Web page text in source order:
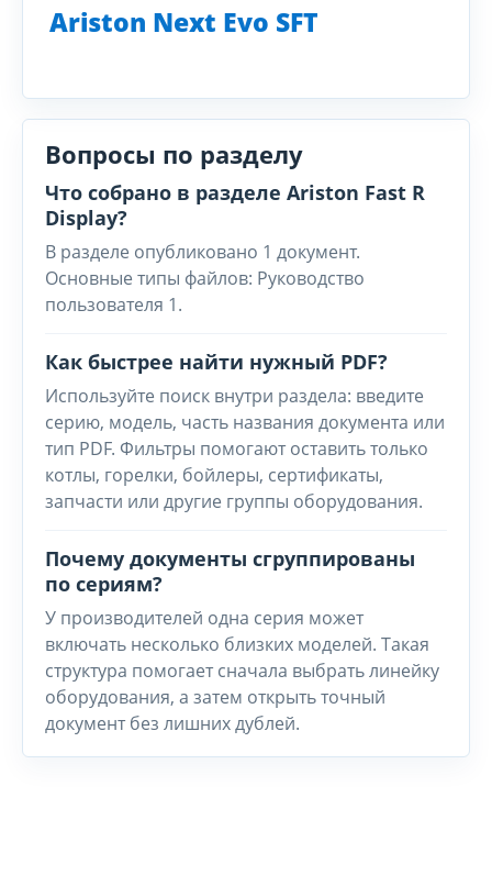
Ariston Next Evo SFT
Вопросы по разделу
Что собрано в разделе Ariston Fast R
Display?
В разделе опубликовано 1 документ.
Основные типы файлов: Руководство
пользователя 1.
Как быстрее найти нужный PDF?
Используйте поиск внутри раздела: введите
серию, модель, часть названия документа или
тип PDF. Фильтры помогают оставить только
котлы, горелки, бойлеры, сертификаты,
запчасти или другие группы оборудования.
Почему документы сгруппированы
по сериям?
У производителей одна серия может
включать несколько близких моделей. Такая
структура помогает сначала выбрать линейку
оборудования, а затем открыть точный
документ без лишних дублей.